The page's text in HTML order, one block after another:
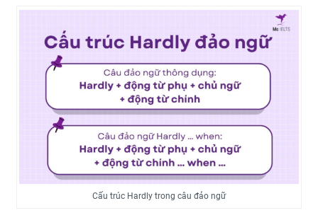
Cấu trúc Hardly trong câu đảo ngữ